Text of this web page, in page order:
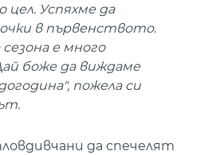
цел. Успяхме да
в първенството.
е много
боже да виждаме
пожела си
да спечелят